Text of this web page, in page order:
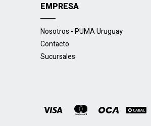
EMPRESA
Nosotros - PUMA Uruguay
Contacto
Sucursales